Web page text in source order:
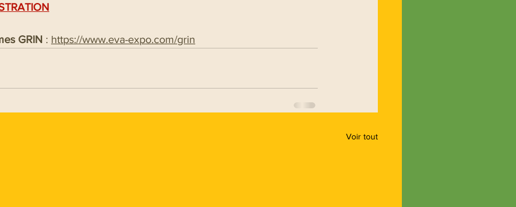
GRIN : https://www.eva-expo.com/grin
Voir tout